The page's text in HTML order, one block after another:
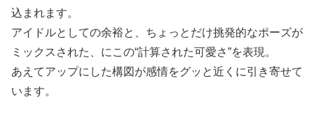
込まれます。
アイドルとしての余裕と、ちょっとだけ挑発的なポーズが
ミックスされた、にこの“計算された可愛さ”を表現。
あえてアップにした構図が感情をグッと近くに引き寄せて
います。